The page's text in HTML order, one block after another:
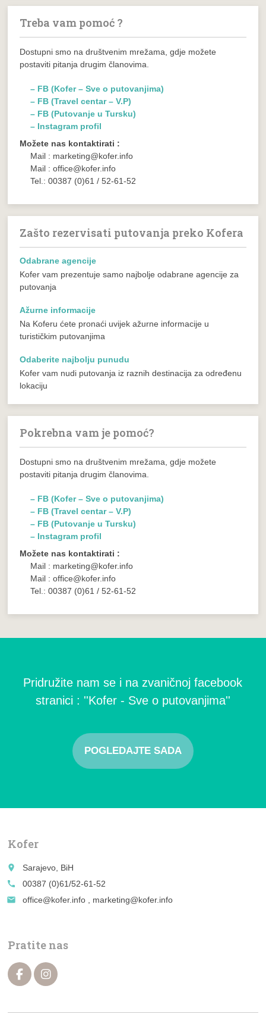
Treba vam pomoć ?
Dostupni smo na društvenim mrežama, gdje možete
postaviti pitanja drugim članovima.
– FB (Kofer – Sve o putovanjima)
– FB (Travel centar – V.P)
– FB (Putovanje u Tursku)
– Instagram profil
Možete nas kontaktirati :
Mail : marketing@kofer.info
Mail : office@kofer.info
Tel.: 00387 (0)61 / 52-61-52
Zašto rezervisati putovanja preko Kofera
Odabrane agencije
Kofer vam prezentuje samo najbolje odabrane agencije za
putovanja
Ažurne informacije
Na Koferu ćete pronaći uvijek ažurne informacije u
turističkim putovanjima
Odaberite najbolju punudu
Kofer vam nudi putovanja iz raznih destinacija za određenu
lokaciju
Pokrebna vam je pomoć?
Dostupni smo na društvenim mrežama, gdje možete
postaviti pitanja drugim članovima.
– FB (Kofer – Sve o putovanjima)
– FB (Travel centar – V.P)
– FB (Putovanje u Tursku)
– Instagram profil
Možete nas kontaktirati :
Mail : marketing@kofer.info
Mail : office@kofer.info
Tel.: 00387 (0)61 / 52-61-52
Pridružite nam se i na zvaničnoj facebook
stranici : ''Kofer - Sve o putovanjima''
POGLEDAJTE SADA
Kofer
place
Sarajevo, BiH
call
00387 (0)61/52-61-52
email
office@kofer.info , marketing@kofer.info
Pratite nas